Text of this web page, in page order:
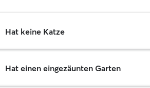
Hat keine Katze
Hat einen eingezäunten Garten